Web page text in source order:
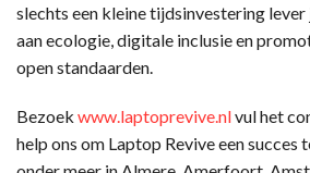
slechts een kleine tijdsinvestering
aan ecologie, digitale inclusie en
open standaarden.
Bezoek www.laptoprevive.nlvul het
help ons om Laptop Revive een succes